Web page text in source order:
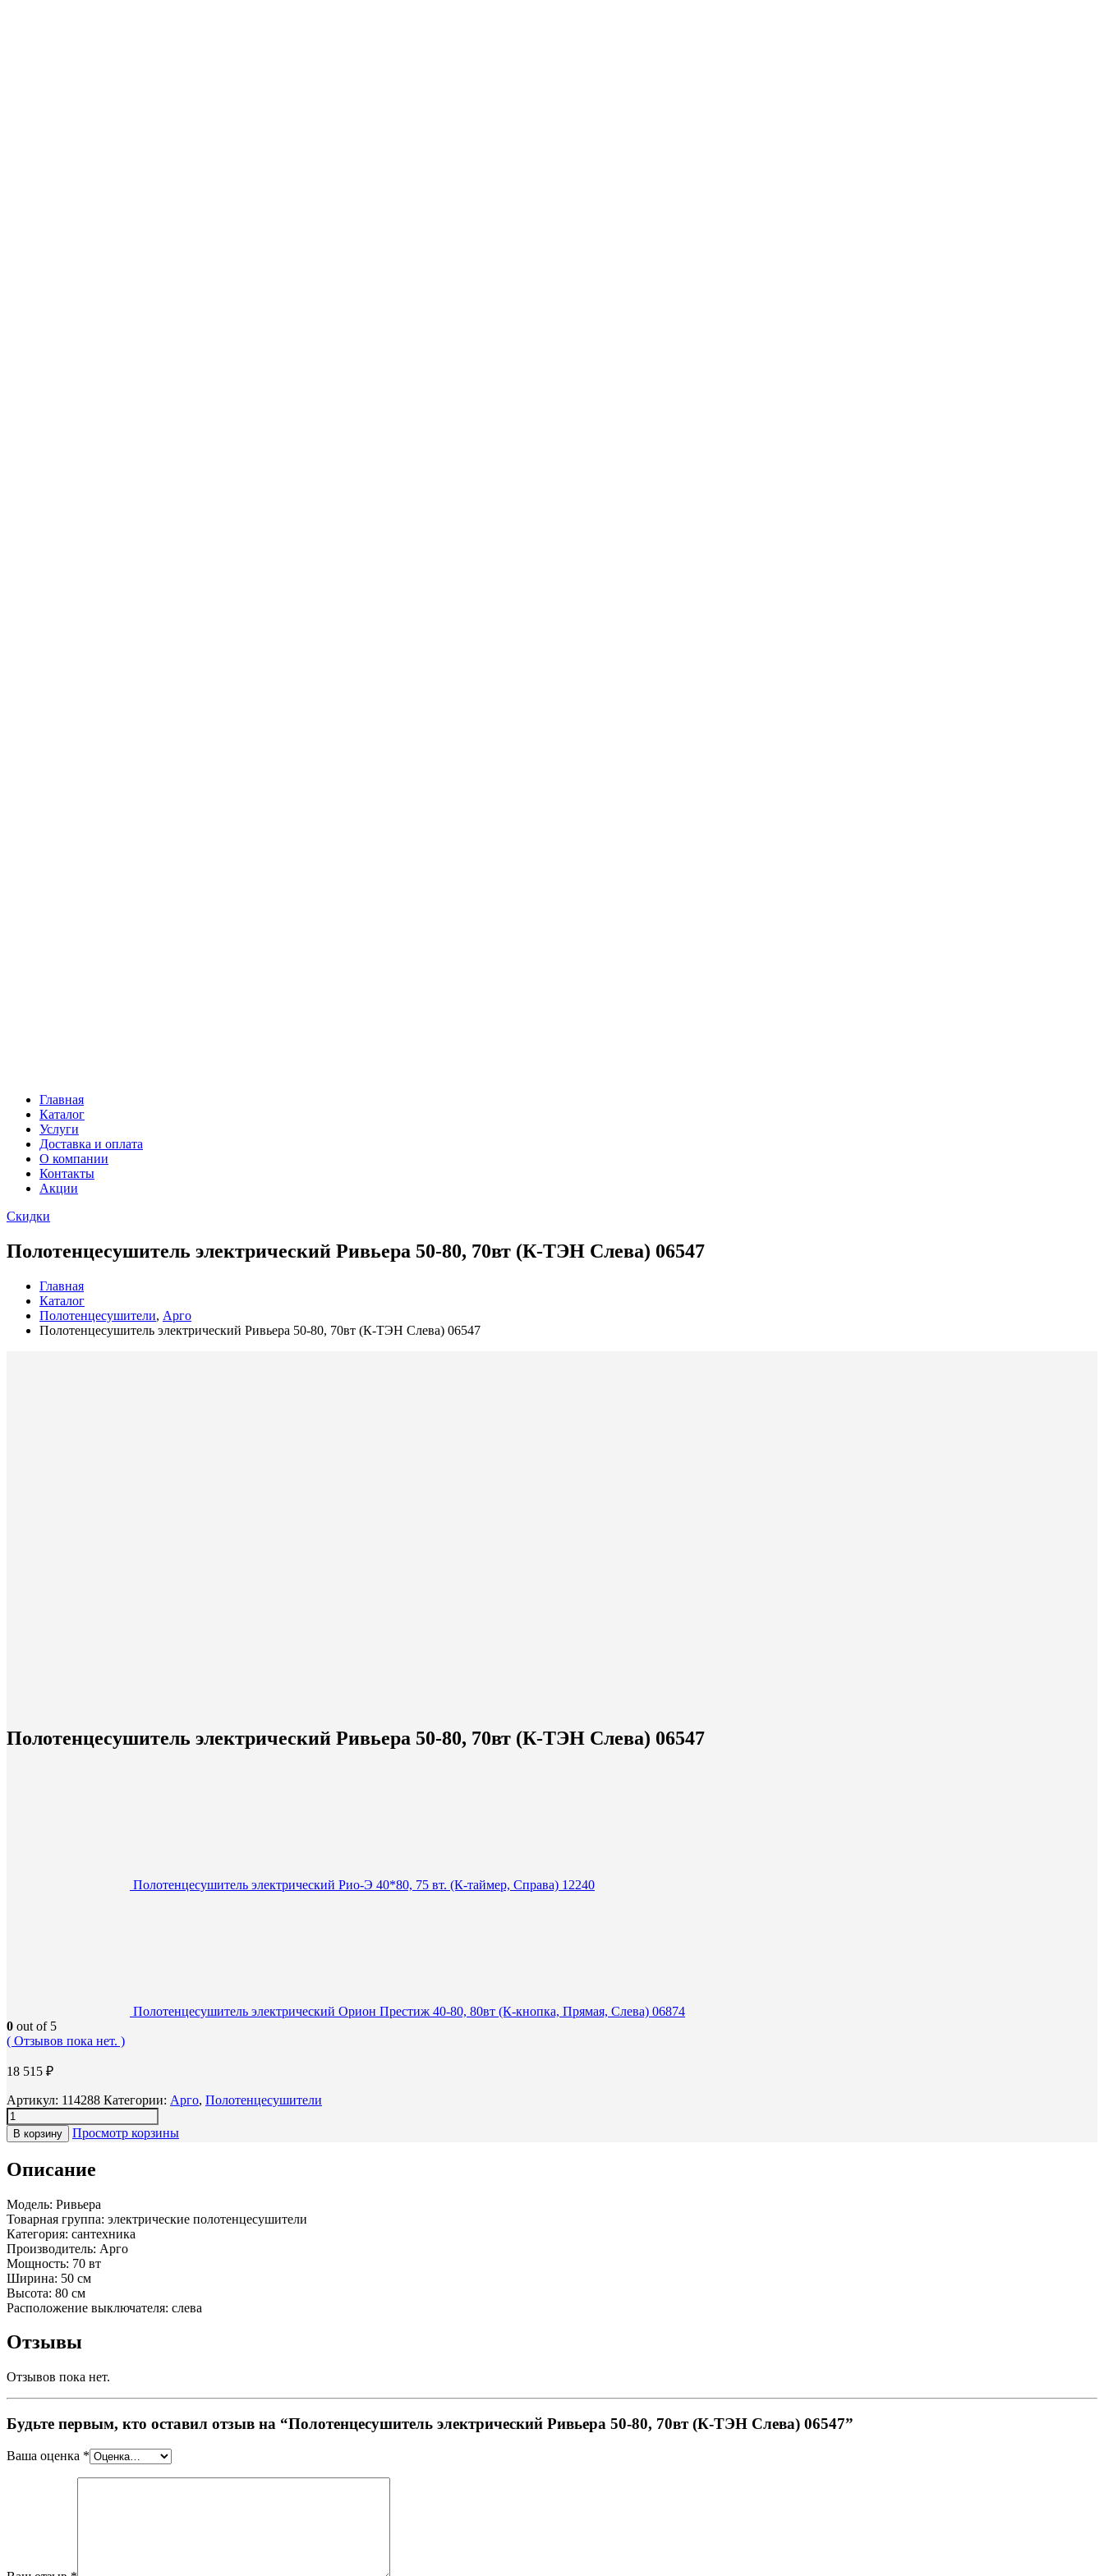
Главная
Каталог
Услуги
Доставка и оплата
О компании
Контакты
Акции
Скидки
Полотенцесушитель электрический Ривьера 50-80, 70вт (К-ТЭН Слева) 06547
Главная
Каталог
Полотенцесушители, Арго
Полотенцесушитель электрический Ривьера 50-80, 70вт (К-ТЭН Слева) 06547
Полотенцесушитель электрический Ривьера 50-80, 70вт (К-ТЭН Слева) 06547
Полотенцесушитель электрический Рио-Э 40*80, 75 вт. (К-таймер, Справа) 12240
Полотенцесушитель электрический Орион Престиж 40-80, 80вт (К-кнопка, Прямая, Слева) 06874
0 out of 5
( Отзывов пока нет. )
18 515 ₽
Артикул: 114288 Категории: Арго, Полотенцесушители
В корзину Просмотр корзины
Описание
Модель: Ривьера
Товарная группа: электрические полотенцесушители
Категория: сантехника
Производитель: Арго
Мощность: 70 вт
Ширина: 50 см
Высота: 80 см
Расположение выключателя: слева
Отзывы
Отзывов пока нет.
Будьте первым, кто оставил отзыв на “Полотенцесушитель электрический Ривьера 50-80, 70вт (К-ТЭН Слева) 06547”
Ваша оценка *